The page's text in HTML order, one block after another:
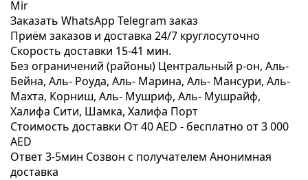
Mir
Заказать WhatsApp Telegram заказ
Приём заказов и доставка 24/7 круглосуточно
Скорость доставки 15-41 мин.
Без ограничений (районы) Центральный р-он, Аль-
Бейна, Аль- Роуда, Аль- Марина, Аль- Мансури, Аль-
Махта, Корниш, Аль- Мушриф, Аль- Мушрайф,
Халифа Сити, Шамка, Халифа Порт
Стоимость доставки От 40 AED - бесплатно от 3 000
AED
Ответ 3-5мин Созвон с получателем Анонимная
доставка